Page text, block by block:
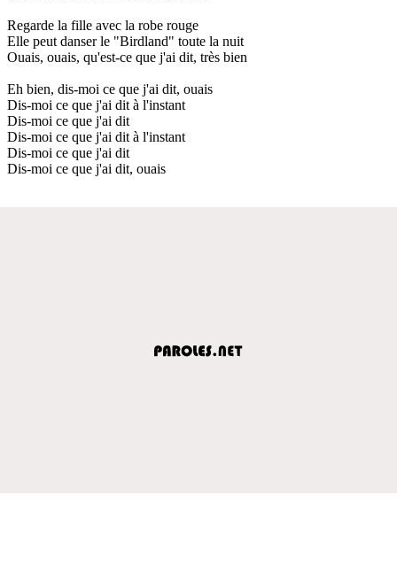
Regarde la fille avec la robe rouge
Elle peut danser le "Birdland" toute la nuit
Ouais, ouais, qu'est-ce que j'ai dit, très bien
Eh bien, dis-moi ce que j'ai dit, ouais
Dis-moi ce que j'ai dit à l'instant
Dis-moi ce que j'ai dit
Dis-moi ce que j'ai dit à l'instant
Dis-moi ce que j'ai dit
Dis-moi ce que j'ai dit, ouais